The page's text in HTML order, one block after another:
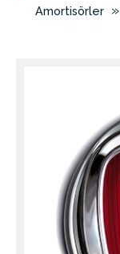
Amortisörler »